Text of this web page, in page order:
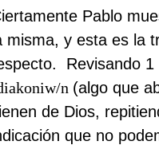
Pablo
misma, y esta es la
Revisando
n (algo que
de Dios,
que no